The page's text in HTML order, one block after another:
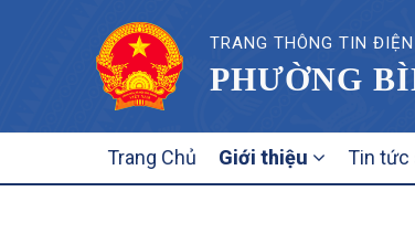
TRANG THÔNG TIN
PHƯỜNG
NAVIGATION
Trang Chủ Giới thiệu Tin tức